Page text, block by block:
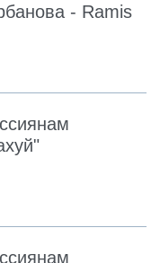
- Ramis